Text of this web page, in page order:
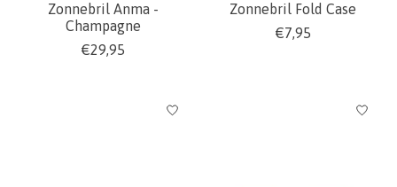
Zonnebril Anma -
Champagne
€29,95
Zonnebril Fold Case
€7,95